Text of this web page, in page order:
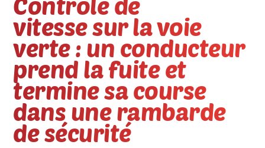
vitesse sur la voie
verte : un conducteur
prend la fuite et
termine sa course
dans une rambarde
de sécurité